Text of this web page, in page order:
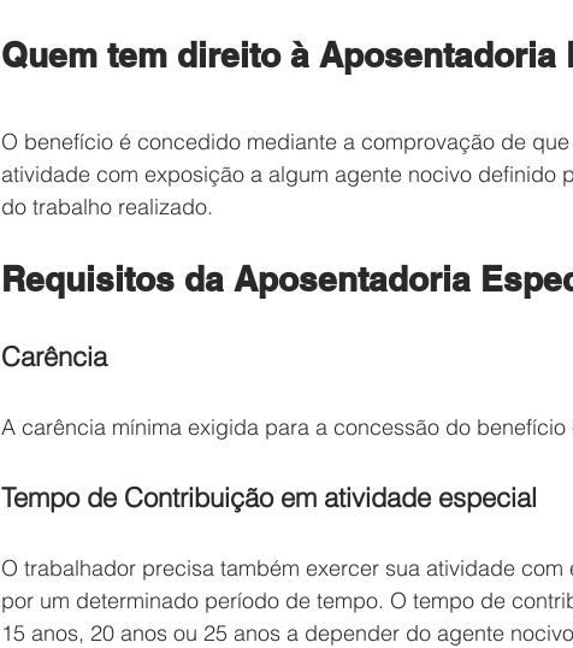
Quem tem direito à Aposentadoria
O benefício é concedido mediante a comprovação de
atividade com exposição a algum agente nocivo definido
do trabalho realizado.
Requisitos da Aposentadoria
Carência
A carência mínima exigida para a concessão do
Tempo de Contribuição em atividade especial
O trabalhador precisa também exercer sua atividade
por um determinado período de tempo. O tempo de
15 anos, 20 anos ou 25 anos a depender do agente